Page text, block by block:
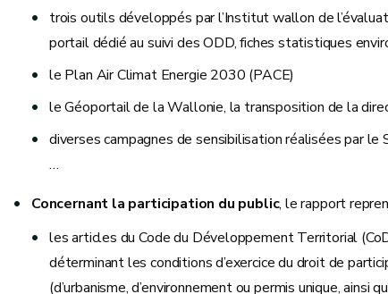
trois outils développés par l’Institut wallon de
portail dédié au suivi des ODD, fiches statistiques
le Plan Air Climat Energie 2030 (PACE)
le Géoportail de la Wallonie, la transposition de la
diverses campagnes de sensibilisation réalisées par
…
Concernant la participation du public, le rapport
les articles du Code du Développement Territorial
déterminant les conditions d’exercice du droit de
(d’urbanisme, d’environnement ou permis unique,